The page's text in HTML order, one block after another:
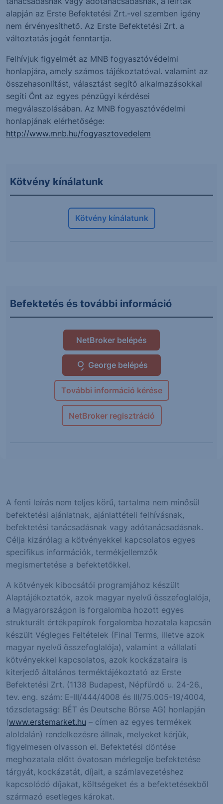
alapján az Erste Befektetési Zrt.-vel szemben igény
nem érvényesíthető. Az Erste Befektetési Zrt. a
változtatás jogát fenntartja.
Felhívjuk figyelmét az MNB fogyasztóvédelmi
honlapjára, amely számos tájékoztatóval. valamint az
összehasonlítást, választást segítő alkalmazásokkal
segíti Önt az egyes pénzügyi kérdései
megválaszolásában. Az MNB fogyasztóvédelmi
honlapjának elérhetősége:
http://www.mnb.hu/fogyasztovedelem
Kötvény kínálatunk
Kötvény kínálatunk
Befektetés és további információ
NetBroker belépés
George belépés
További információ kérése
NetBroker regisztráció
A fenti leírás nem teljes körű, tartalma nem minősül
befektetési ajánlatnak, ajánlattételi felhívásnak,
befektetési tanácsadásnak vagy adótanácsadásnak.
Célja kizárólag a kötvényekkel kapcsolatos egyes
specifikus információk, termékjellemzők
megismertetése a befektetőkkel.
A kötvények kibocsátói programjához készült
Alaptájékoztatók, azok magyar nyelvű összefoglalója,
a Magyarországon is forgalomba hozott egyes
strukturált értékpapírok forgalomba hozatala kapcsán
készült Végleges Feltételek (Final Terms, illetve azok
magyar nyelvű összefoglalója), valamint a vállalati
kötvényekkel kapcsolatos, azok kockázataira is
kiterjedő általános terméktájékoztató az Erste
Befektetési Zrt. (1138 Budapest, Népfürdő u. 24-26.,
tev. eng. szám: E-III/444/4008 és III/75.005-19/4004,
tőzsdetagság: BÉT és Deutsche Börse AG) honlapján
(www.erstemarket.hu – címen az egyes termékek
aloldalán) rendelkezésre állnak, melyeket kérjük,
figyelmesen olvasson el. Befektetési döntése
meghozatala előtt óvatosan mérlegelje befektetése
tárgyát, kockázatát, díjait, a számlavezetéshez
kapcsolódó díjakat, költségeket és a befektetésekből
származó esetleges károkat.